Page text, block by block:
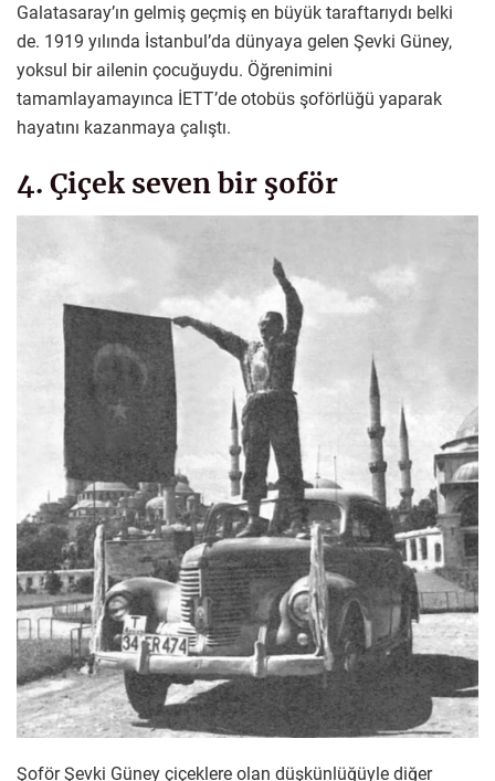
Galatasaray’ın gelmiş geçmiş en büyük taraftarıydı belki
de. 1919 yılında İstanbul’da dünyaya gelen Şevki Güney,
yoksul bir ailenin çocuğuydu. Öğrenimini
tamamlayamayınca İETT’de otobüs şoförlüğü yaparak
hayatını kazanmaya çalıştı.
4. Çiçek seven bir şoför
Şoför Şevki Güney çiçeklere olan düşkünlüğüyle diğer